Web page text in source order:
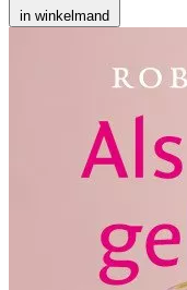
in winkelmand